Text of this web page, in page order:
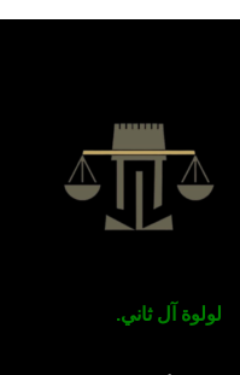
لولوة آل ثاني.